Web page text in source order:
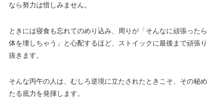
なら努力は惜しみません。
ときには寝食も忘れてのめり込み、周りが「そんなに頑張ったら
体を壊しちゃう」と心配するほど、ストイックに最後まで頑張り
抜きます。
そんな丙午の人は、むしろ逆境に立たされたときこそ、その秘め
たる底力を発揮します。